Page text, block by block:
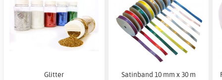
Glitter Satinband 10 mm x 30 m